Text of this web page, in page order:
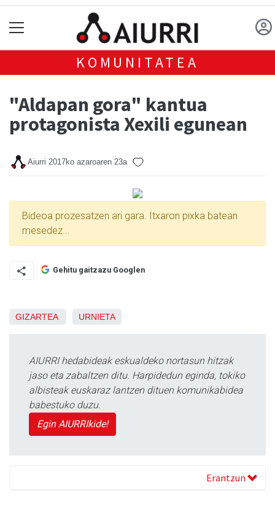
KOMUNITATEA
"Aldapan gora" kantua
protagonista Xexili egunean
Aiurri 2017ko azaroaren 23a
Bideoa prozesatzen ari gara. Itxaron pixka batean
mesedez...
Gehitu gaitzazu Googlen
GIZARTEA URNIETA
AIURRI hedabideak eskualdeko nortasun hitzak
jaso eta zabaltzen ditu. Harpidedun eginda, tokiko
albisteak euskaraz lantzen dituen komunikabidea
babestuko duzu.
Egin AIURRIkide!
Erantzun